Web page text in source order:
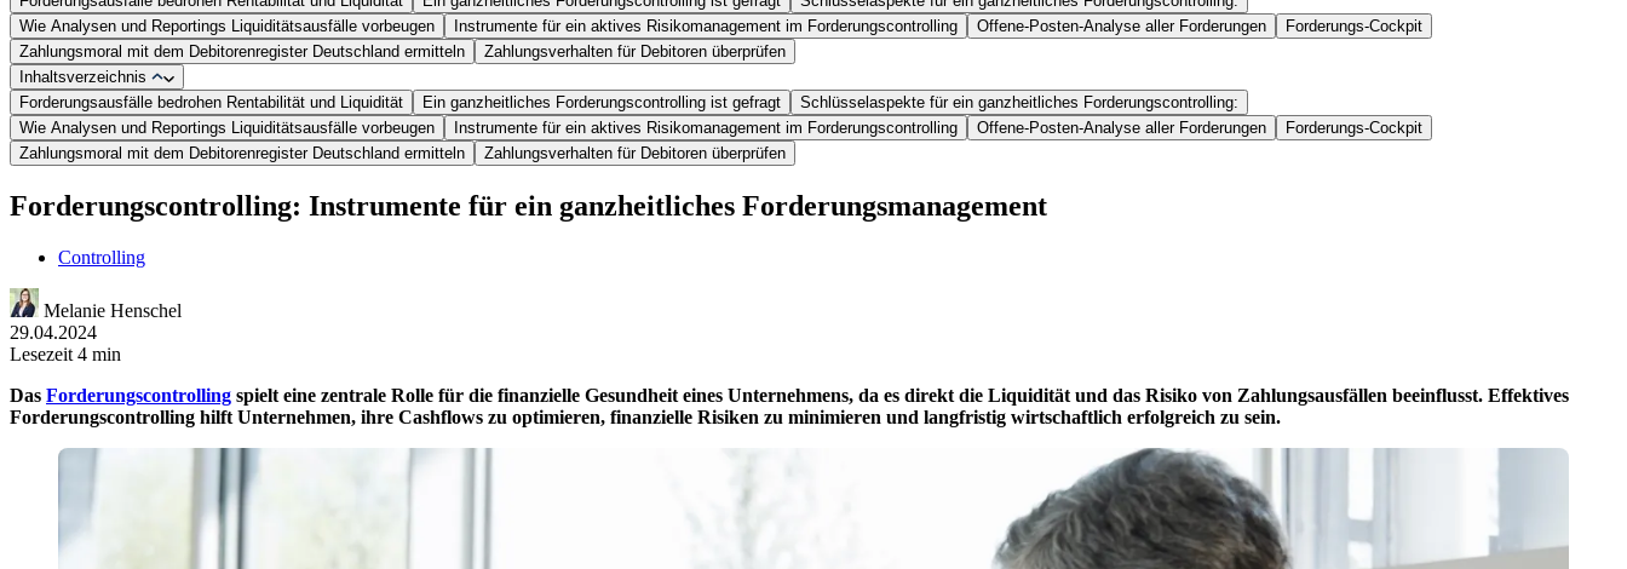
Wie Analysen und Reportings Liquiditätsausfälle vorbeugen
Instrumente für ein aktives Risikomanagement im Forderungscontrolling Offene-Posten-Analyse aller Forderungen
Forderungs-Cockpit
Zahlungsmoral mit dem Debitorenregister Deutschland ermitteln
Zahlungsverhalten für Debitoren überprüfen
Inhaltsverzeichnis
Forderungsausfälle bedrohen Rentabilität und Liquidität
Ein ganzheitliches Forderungscontrolling ist gefragt
Schlüsselaspekte für ein ganzheitliches Forderungscontrolling:
Wie Analysen und Reportings Liquiditätsausfälle vorbeugen
Instrumente für ein aktives Risikomanagement im Forderungscontrolling Offene-Posten-Analyse aller Forderungen
Forderungs-Cockpit
Zahlungsmoral mit dem Debitorenregister Deutschland ermitteln
Zahlungsverhalten für Debitoren überprüfen
Forderungscontrolling: Instrumente für ein ganzheitliches Forderungsmanagement
Controlling
Melanie Henschel
29.04.2024
Lesezeit 4 min
Das Forderungscontrolling spielt eine zentrale Rolle für die finanzielle Gesundheit eines Unternehmens, da es direkt die Liquidität und das Risiko von Zahlungsausfällen beeinflusst. Effektives
Forderungscontrolling hilft Unternehmen, ihre Cashflows zu optimieren, finanzielle Risiken zu minimieren und langfristig wirtschaftlich erfolgreich zu sein.